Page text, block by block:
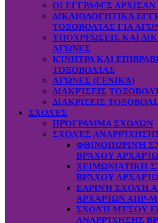
ΟΙ ΕΓΓΡΑΦΕΣ ΑΡΧΙΣΑΝ
ΔΙΚΑΙΟΛΟΓΗΤΙΚΆ
ΤΟΞΟΒΟΛΊΑΣ ΓΙΑ
ΥΠΟΧΡΕΏΣΕΙΣ ΚΑΙ
ΑΓΏΝΕΣ
ΚΊΝΗΤΡΑ ΚΑΙ
ΤΟΞΟΒΟΛΊΑΣ
ΑΓΏΝΕΣ (ΓΕΝΙΚΆ)
ΔΙΑΚΡΊΣΕΙΣ
ΔΙΑΚΡΙΣΕΙΣ
ΣΧΟΛΈΣ
ΠΡΌΓΡΑΜΜΑ ΣΧΟΛΏΝ
ΣΧΟΛΈΣ
ΦΘΙΝΟΠΩΡΙΝΉ
ΒΡΆΧΟΥ
ΧΕΙΜΩΝΙΆΤΙΚΗ
ΒΡΆΧΟΥ
ΕΑΡΙΝΉ ΣΧΟΛΉ
ΑΡΧΑΡΊΩΝ ΑΠΡ-
ΣΧΟΛΉ ΜΈΣΟΥ
ΑΝΑΡΡΊΧΗΣΗΣ